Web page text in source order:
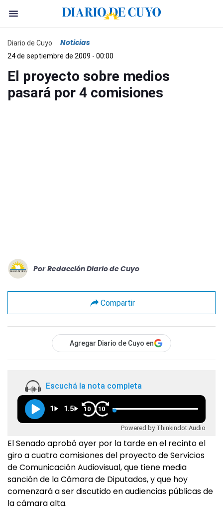
Diario de Cuyo Noticias
24 de septiembre de 2009 - 00:00
El proyecto sobre medios
pasará por 4 comisiones
Por Redacción Diario de Cuyo
Compartir
Agregar Diario de Cuyo en
Escuchá la nota completa
1 1.5 10 10
Powered by Thinkindot Audio
El Senado aprobó ayer por la tarde en el recinto el
giro a cuatro comisiones del proyecto de Servicios
de Comunicación Audiovisual, que tiene media
sanción de la Cámara de Diputados, y que hoy
comenzará a ser discutido en audiencias públicas de
la cámara alta.